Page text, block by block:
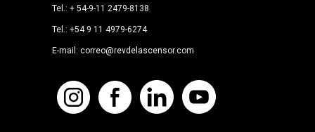
Tel.: + 54-9-11 2479-8138
Tel.: +54 9 11 4979-6274
E-mail: correo@revdelascensor.com